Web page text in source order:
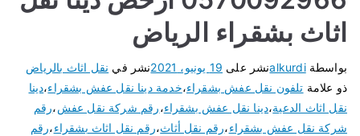
اثاث بشقراء الرياض
بواسطةalkurdiنشر على 19 يونيو، 2021 نشر في نقل اثاث بالرياض
ذو علامة تلفون نقل عفش بشقراء،خدمة دينا نقل عفش بشقراء،دينا
نقل اثاث الدعية،دينا نقل عفش بشقراء،رقم شركة نقل عفش،رقم
شركة نقل عفش بشقراء،رقم نقل أثاث،رقم نقل اثاث بشقراء،رقم